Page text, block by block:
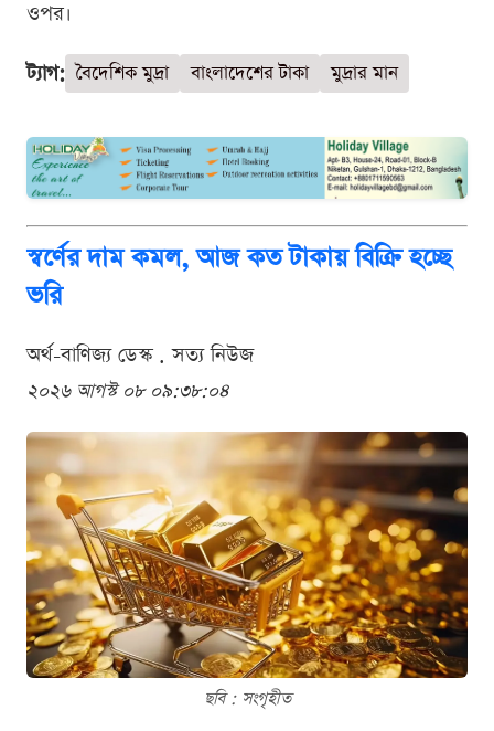
ওপর।
ট্যাগ: বৈদেশিক মুদ্রা বাংলাদেশের টাকা মুদ্রার মান
স্বর্ণের দাম কমল, আজ কত টাকায় বিক্রি হচ্ছে
ভরি
অর্থ-বাণিজ্য ডেস্ক . সত্য নিউজ
২০২৬ আগস্ট ০৮ ০৯:৩৮:০৪
ছবি : সংগৃহীত